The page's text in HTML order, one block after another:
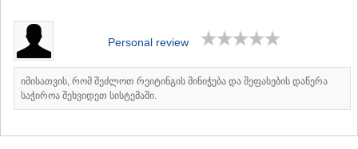
LAGODEKHI
SAGAREJO
SIGNAGI
KVARELI
TSNORI
MTSKHETA-MTIANETI
Personal review
იმისათვის, რომ შეძლოთ რეიტინგის მინიჭება და შეფასების დაწერა
საჭიროა შეხვიდეთ სისტემაში.